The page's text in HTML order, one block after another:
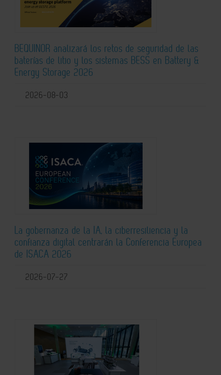
BEQUINOR analizará los retos de seguridad de las
baterías de litio y los sistemas BESS en Battery &
Energy Storage 2026
2026-08-03
La gobernanza de la IA, la ciberresiliencia y la
confianza digital centrarán la Conferencia Europea
de ISACA 2026
2026-07-27